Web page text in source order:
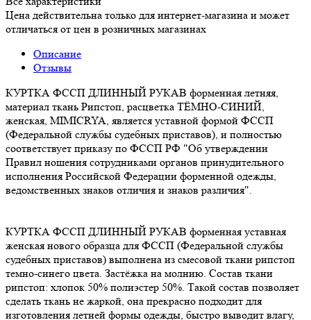
Цена действительна только для интернет-магазина и может
отличаться от цен в розничных магазинах
Описание
Отзывы
КУРТКА ФССП ДЛИННЫЙ РУКАВ форменная летняя,
материал ткань Рипстоп, расцветка ТЁМНО-СИНИЙ,
женская, MIMICRYA, является уставной формой ФССП
(Федеральной службы судебных приставов), и полностью
соответствует приказу по ФССП РФ "Об утверждении
Правил ношения сотрудниками органов принудительного
исполнения Российской Федерации форменной одежды,
ведомственных знаков отличия и знаков различия".
КУРТКА ФССП ДЛИННЫЙ РУКАВ форменная уставная
женская нового образца для ФССП (Федеральной службы
судебных приставов) выполнена из смесовой ткани рипстоп
темно-синего цвета. Застёжка на молнию. Состав ткани
рипстоп: хлопок 50% полиэстер 50%. Такой состав позволяет
сделать ткань не жаркой, она прекрасно подходит для
изготовления летней формы одежды, быстро выводит влагу,